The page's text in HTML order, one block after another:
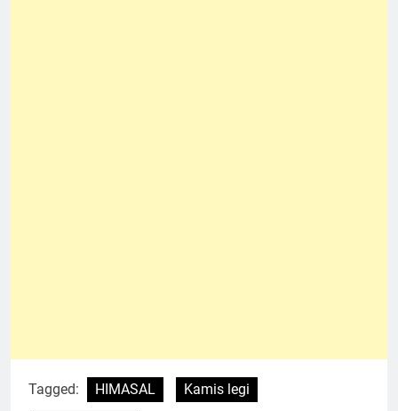
Tagged: HIMASAL
Kamis legi